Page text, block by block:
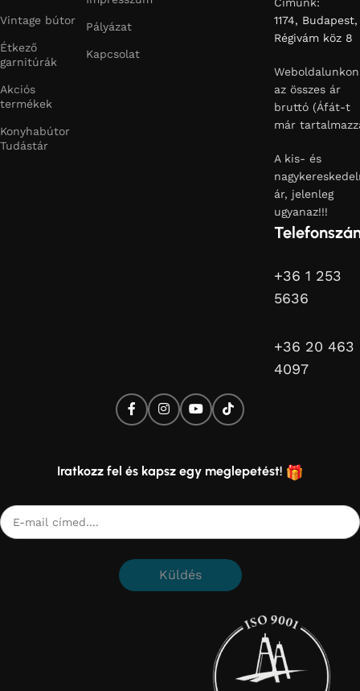
Vintage bútor
Étkező
garnitúrák
Akciós
termékek
Konyhabútor
Tudástár
Pályázat
Kapcsolat
Címünk:
1174, Budapest,
Régivám köz 8
Weboldalunkon
az összes ár
bruttó (Áfát-t
már
A kis- és
ár, jelenleg
ugyanaz!!!
+36 1 253
5636
+36 20 463
4097
Iratkozz fel és kapsz egy meglepetést!
Küldés